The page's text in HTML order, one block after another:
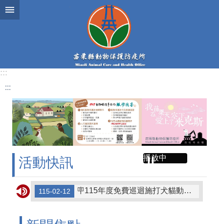
跳到主要內容區塊
:::
:::
活動快訊 播放中
115-02-12 🪧115年度免費巡迴施打犬貓動物狂犬病疫苗注射及晶片植入寵物登記場次🪧